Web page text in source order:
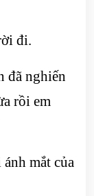
đi.
đã nghiến
rồi em
mắt của